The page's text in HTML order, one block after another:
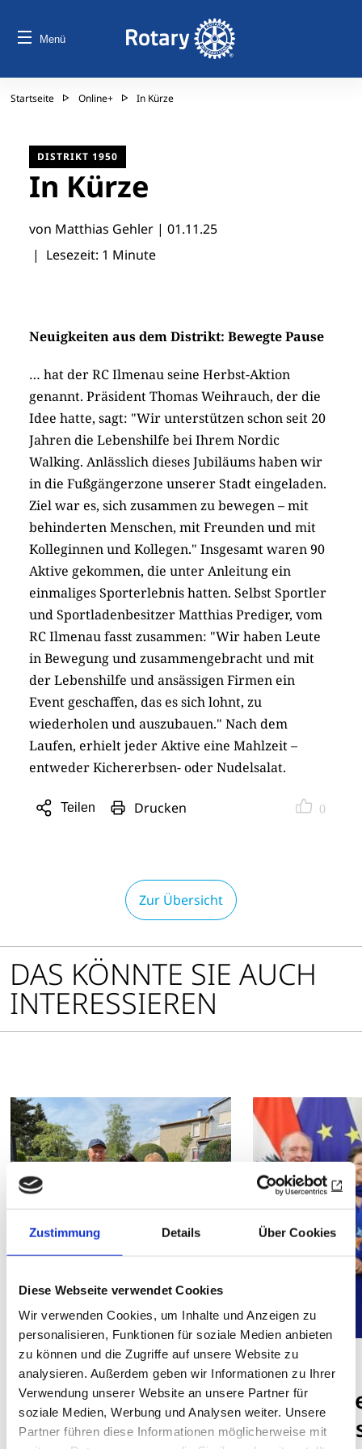
Zustimmung Details Über Cookies
Diese Webseite verwendet Cookies
Wir verwenden Cookies, um Inhalte und Anzeigen zu
personalisieren, Funktionen für soziale Medien anbieten
zu können und die Zugriffe auf unsere Website zu
analysieren. Außerdem geben wir Informationen zu Ihrer
Verwendung unserer Website an unsere Partner für
soziale Medien, Werbung und Analysen weiter. Unsere
Partner führen diese Informationen möglicherweise mit
Menü
Startseite Online+ In Kürze
DISTRIKT 1950
In Kürze
von Matthias Gehler | 01.11.25
| Lesezeit: 1 Minute
Neuigkeiten aus dem Distrikt: Bewegte Pause
… hat der RC Ilmenau seine Herbst-Aktion
genannt. Präsident Thomas Weihrauch, der die
Idee hatte, sagt: "Wir unterstützen schon seit 20
Jahren die Lebenshilfe bei Ihrem Nordic
Walking. Anlässlich dieses Jubiläums haben wir
in die Fußgängerzone unserer Stadt eingeladen.
Ziel war es, sich zusammen zu bewegen – mit
behinderten Menschen, mit Freunden und mit
Kolleginnen und Kollegen." Insgesamt waren 90
Aktive gekommen, die unter Anleitung ein
einmaliges Sporterlebnis hatten. Selbst Sportler
und Sportladenbesitzer Matthias Prediger, vom
RC Ilmenau fasst zusammen: "Wir haben Leute
in Bewegung und zusammengebracht und mit
der Lebenshilfe und ansässigen Firmen ein
Event geschaffen, das es sich lohnt, zu
wiederholen und auszubauen." Nach dem
Laufen, erhielt jeder Aktive eine Mahlzeit –
entweder Kichererbsen- oder Nudelsalat.
Teilen
Sharing
Drucken 0
Zur Übersicht
DAS KÖNNTE SIE AUCH
INTERESSIEREN
DISTRIKT 1950
Wandern mit dem
RC Ilmenau
DISTRIKT 1920
für